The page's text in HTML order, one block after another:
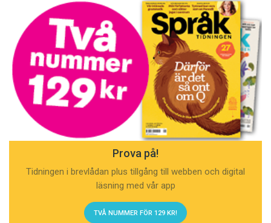
Prova på!
Tidningen i brevlådan plus tillgång till webben och digital
läsning med vår app
TVÅ NUMMER FÖR 129 KR!